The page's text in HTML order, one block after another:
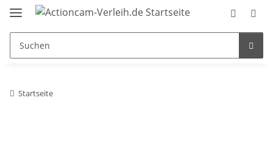
Startseite